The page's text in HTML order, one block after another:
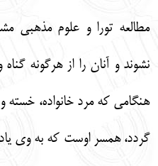
مطالعه تورا و علوم مذهبي
نشوند و آنان را از هرگونه
هنگامي كه مرد خانواده، خسته
گردد، همسر اوست كه به وي